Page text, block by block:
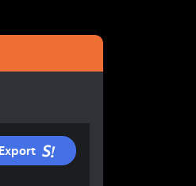
Export